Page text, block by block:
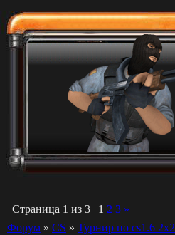
Страница 1 из 3 1 2 3 »
Форум » СS » Турнир по cs1.6 2x2